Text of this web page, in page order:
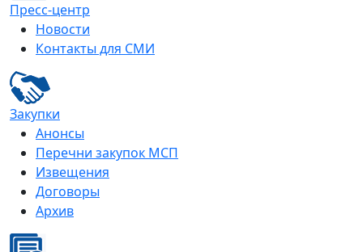
Пресс-центр
Новости
Контакты для СМИ
Закупки
Анонсы
Перечни закупок МСП
Извещения
Договоры
Архив